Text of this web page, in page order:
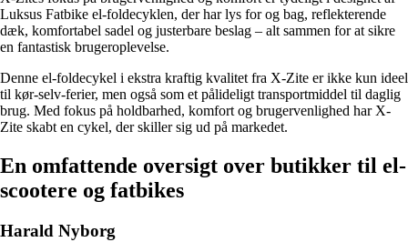
Luksus Fatbike el-foldecyklen, der har lys for og bag, reflekterende
dæk, komfortabel sadel og justerbare beslag – alt sammen for at sikre
en fantastisk brugeroplevelse.
Denne el-foldecykel i ekstra kraftig kvalitet fra X-Zite er ikke kun ideel
til kør-selv-ferier, men også som et pålideligt transportmiddel til daglig
brug. Med fokus på holdbarhed, komfort og brugervenlighed har X-
Zite skabt en cykel, der skiller sig ud på markedet.
En omfattende oversigt over butikker til el-
scootere og fatbikes
Harald Nyborg